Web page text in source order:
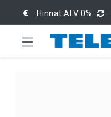
Hinnat ALV 0%